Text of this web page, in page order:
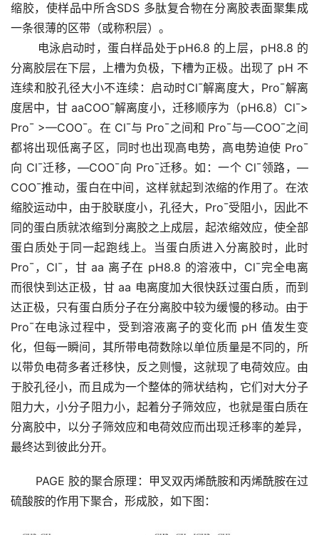
缩胶，使样品中所含SDS 多肽复合物在分离胶表面聚集成
一条很薄的区带（或称积层）。
电泳启动时，蛋白样品处于pH6.8 的上层，pH8.8 的
分离胶层在下层，上槽为负极，下槽为正极。出现了 pH 不
连续和胶孔径大小不连续：启动时Cl¯解离度大，Pro¯解离
度居中，甘 aaCOO¯解离度小，迁移顺序为（pH6.8）Cl¯>
Pro¯ >—COO¯。在 Cl¯与 Pro¯之间和 Pro¯与—COO¯之间
都将出现低离子区，同时也出现高电势，高电势迫使 Pro¯
向 Cl¯迁移，—COO¯向 Pro¯迁移。如：一个 Cl¯领路，—
COO¯推动，蛋白在中间，这样就起到浓缩的作用了。在浓
缩胶运动中，由于胶联度小，孔径大，Pro¯受阻小，因此不
同的蛋白质就浓缩到分离胶之上成层，起浓缩效应，使全部
蛋白质处于同一起跑线上。当蛋白质进入分离胶时，此时
Pro¯，Cl¯，甘 aa 离子在 pH8.8 的溶液中，Cl¯完全电离
而很快到达正极，甘 aa 电离度加大很快跃过蛋白质，而到
达正极，只有蛋白质分子在分离胶中较为缓慢的移动。由于
Pro¯在电泳过程中，受到溶液离子的变化而 pH 值发生变
化，但每一瞬间，其所带电荷数除以单位质量是不同的，所
以带负电荷多者迁移快，反之则慢，这就现了电荷效应。由
于胶孔径小，而且成为一个整体的筛状结构，它们对大分子
阻力大，小分子阻力小，起着分子筛效应，也就是蛋白质在
分离胶中，以分子筛效应和电荷效应而出现迁移率的差异，
最终达到彼此分开。
PAGE 胶的聚合原理：甲叉双丙烯酰胺和丙烯酰胺在过
硫酸胺的作用下聚合，形成胶，如下图：